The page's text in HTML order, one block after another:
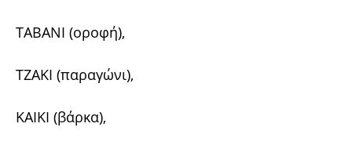
ΤΑΒΑΝΙ (οροφή),
ΤΖΑΚΙ (παραγώνι),
ΚΑΙΚΙ (βάρκα),